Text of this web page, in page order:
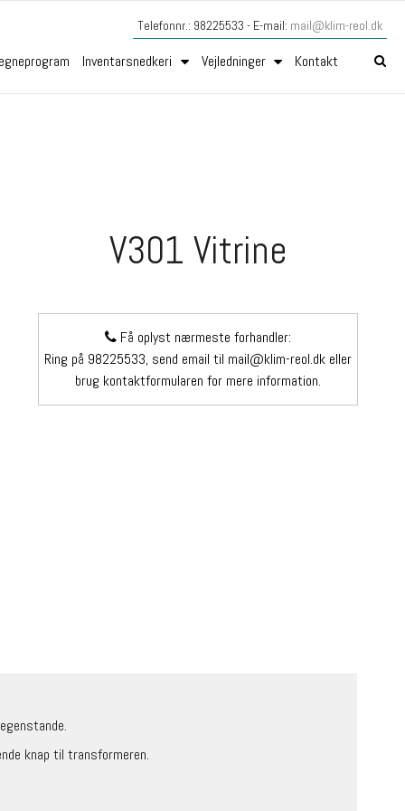
Telefonnr.: 98225533 - E-mail: mail@klim-reol.dk
Inventarsnedkeri Vejledninger Kontakt
V301 Vitrine
Få oplyst nærmeste forhandler:
Ring på 98225533, send email til mail@klim-reol.dk eller
brug kontaktformularen for mere information.
knap til transformeren.